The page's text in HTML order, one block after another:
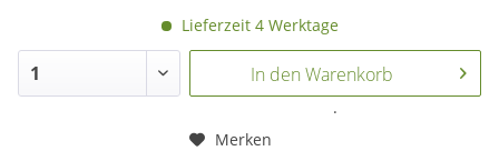
Lieferzeit 4 Werktage
In denWarenkorb
.
Merken